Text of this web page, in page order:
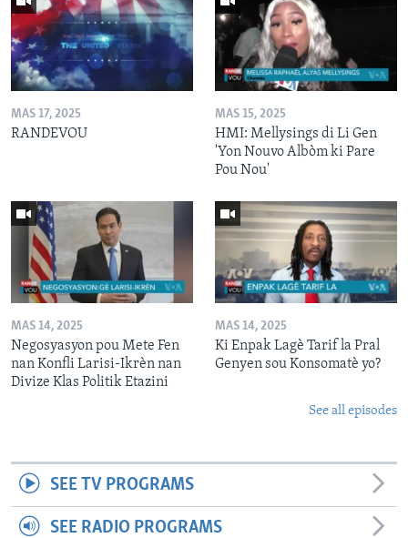
MAS 17, 2025
RANDEVOU
MAS 15, 2025
HMI: Mellysings di Li Gen
'Yon Nouvo Albòm ki Pare
Pou Nou'
MAS 14, 2025
Negosyasyon pou Mete Fen
nan Konfli Larisi-Ikrèn nan
Divize Klas Politik Etazini
MAS 14, 2025
Ki Enpak Lagè Tarif la Pral
Genyen sou Konsomatè yo?
See all episodes
SEE TV PROGRAMS
SEE RADIO PROGRAMS